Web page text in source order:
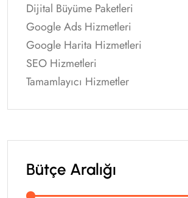
Dijital Büyüme Paketleri
Google Ads Hizmetleri
Google Harita Hizmetleri
SEO Hizmetleri
Tamamlayıcı Hizmetler
Bütçe Aralığı